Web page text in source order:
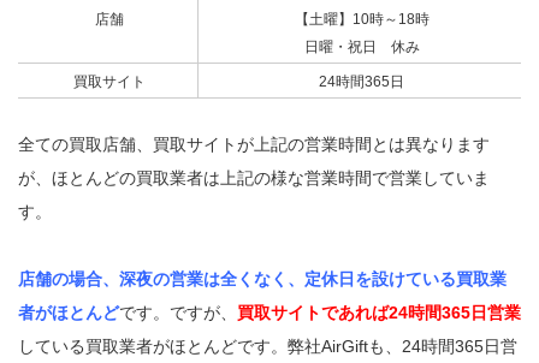
店舗
【土曜】10時～18時
日曜・祝日 休み
買取サイト 24時間365日
全ての買取店舗、買取サイトが上記の営業時間とは異なります
が、ほとんどの買取業者は上記の様な営業時間で営業していま
す。
店舗の場合、深夜の営業は全くなく、定休日を設けている買取業
者がほとんどです。ですが、 買取サイトであれば24時間365日営業
している買取業者がほとんどです。弊社AirGiftも、24時間365日営